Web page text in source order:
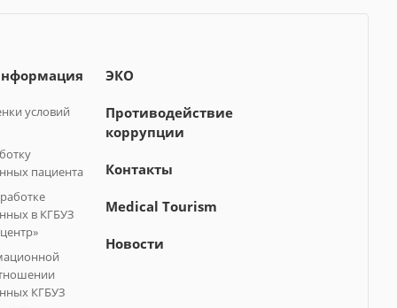
условий
пациента
в КГБУЗ
КГБУЗ
ЭКО
Противодействие
коррупции
Контакты
Medical Tourism
Новости